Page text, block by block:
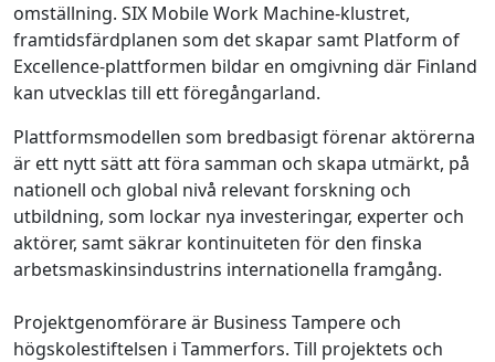
omställning. SIX Mobile Work Machine-klustret,
framtidsfärdplanen som det skapar samt Platform of
Excellence-plattformen bildar en omgivning där Finland
kan utvecklas till ett föregångarland.
Plattformsmodellen som bredbasigt förenar aktörerna
är ett nytt sätt att föra samman och skapa utmärkt, på
nationell och global nivå relevant forskning och
utbildning, som lockar nya investeringar, experter och
aktörer, samt säkrar kontinuiteten för den finska
arbetsmaskinsindustrins internationella framgång.
Projektgenomförare är Business Tampere och
högskolestiftelsen i Tammerfors. Till projektets och